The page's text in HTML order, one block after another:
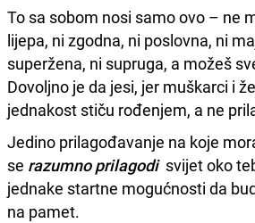
To sa sobom nosi samo ovo – ne
lijepa, ni zgodna, ni poslovna, ni
superžena, ni supruga, a možeš
Dovoljno je da jesi, jer muškarci i
jednakost stiču rođenjem, a ne
Jedino prilagođavanje na koje
se razumno prilagodi svijet oko
jednake startne mogućnosti da
na pamet.